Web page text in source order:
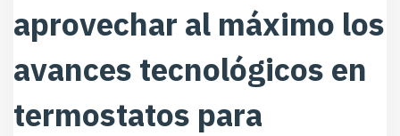
aprovechar al máximo los
avances tecnológicos en
termostatos para